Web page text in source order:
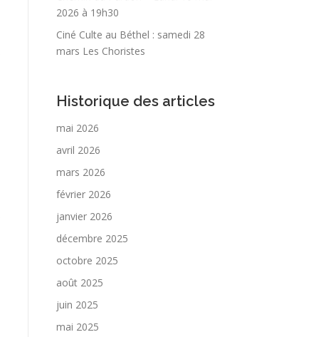
2026 à 19h30
Ciné Culte au Béthel : samedi 28
mars Les Choristes
Historique des articles
mai 2026
avril 2026
mars 2026
février 2026
janvier 2026
décembre 2025
octobre 2025
août 2025
juin 2025
mai 2025